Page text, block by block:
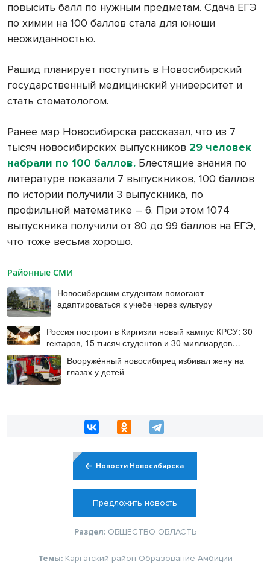
повысить балл по нужным предметам. Сдача ЕГЭ
по химии на 100 баллов стала для юноши
неожиданностью.
Рашид планирует поступить в Новосибирский
государственный медицинский университет и
стать стоматологом.
Ранее мэр Новосибирска рассказал, что из 7
тысяч новосибирских выпускников 29 человек
набрали по 100 баллов. Блестящие знания по
литературе показали 7 выпускников, 100 баллов
по истории получили 3 выпускника, по
профильной математике – 6. При этом 1074
выпускника получили от 80 до 99 баллов на ЕГЭ,
что тоже весьма хорошо.
Районные СМИ
Новосибирским студентам помогают
адаптироваться к учебе через культуру
Россия построит в Киргизии новый кампус КРСУ: 30
гектаров, 15 тысяч студентов и 30 миллиардов
рублейВооружённый новосибирец избивал жену на
глазах у детей
Новости Новосибирска
Предложить новость
Раздел: ОБЩЕСТВО ОБЛАСТЬ
Темы: Каргатский район Образование Амбиции